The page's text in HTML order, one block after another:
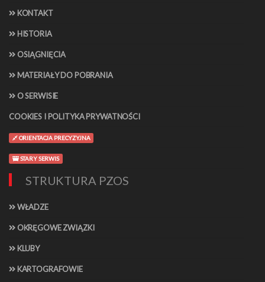
KONTAKT
HISTORIA
OSIĄGNIĘCIA
MATERIAŁY DO POBRANIA
O SERWISIE
COOKIES I POLITYKA PRYWATNOŚCI
ORIENTACJA PRECYZYJNA
STARY SERWIS
STRUKTURA PZOS
WŁADZE
OKRĘGOWE ZWIĄZKI
KLUBY
KARTOGRAFOWIE